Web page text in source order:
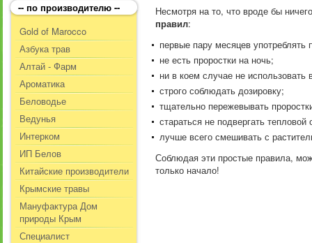
-- по производителю --
Gold of Marocco
Азбука трав
Алтай - Фарм
Ароматика
Беловодье
Ведунья
Интерком
ИП Белов
Китайские производители
Крымские травы
Мануфактура Дом
природы Крым
Специалист
Несмотря на то, что вроде бы
правил:
первые пару месяцев
не есть проростки на ночь;
ни в коем случае не
строго соблюдать дозировку;
тщательно пережевывать
стараться не подвергать тепловой
лучше всего смешивать с
Соблюдая эти простые правила,
только начало!